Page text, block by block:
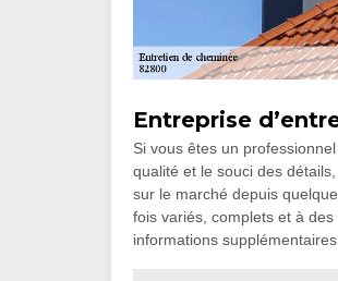
Entreprise
Si vous êtes un
qualité et le souci des
sur le marché depuis
fois variés, complets et à
informations